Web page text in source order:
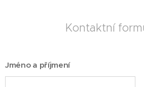
Kontaktní
Jméno a příjmení